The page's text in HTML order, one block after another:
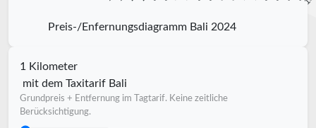
Preis-/Enfernungsdiagramm Bali 2024
1 Kilometer
mit dem Taxitarif Bali
Grundpreis + Entfernung im Tagtarif. Keine zeitliche
Berücksichtigung.